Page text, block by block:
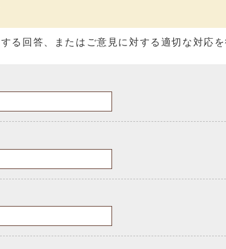
る回答、またはご意見に対する適切な対応